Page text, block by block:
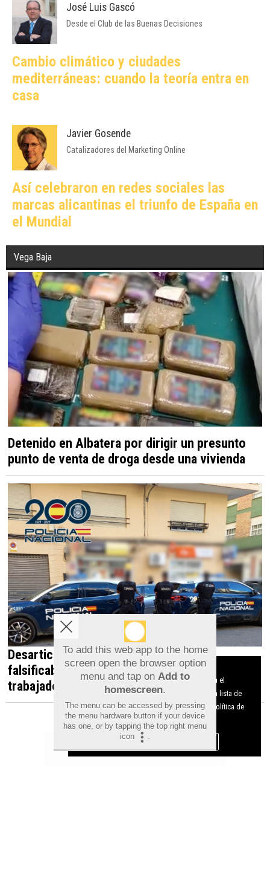
José Luis Gascó
Desde el Club de las Buenas Decisiones
Cambio climático y ciudades
mediterráneas: cuando la teoría entra en
casa
Javier Gosende
Catalizadores del Marketing Online
Así celebraron en redes sociales las
marcas alicantinas el triunfo de España en
el Mundial
Vega Baja
Detenido en Albatera por dirigir un presunto
punto de venta de droga desde una vivienda
Desarticulada en Orihuela una red que
falsificaba documentos para contratar
trabajadores irregulares
To add this web app to the home
screen open the browser option
menu and tap on Add to
homescreen.
The menu can be accessed by pressing
the menu hardware button if your device
has one, or by tapping the top right menu
icon
.
Aviso sobre el Uso de cookies:
Utilizamos cookies nuestras y de terceros para el
funcionamiento del digital. Puedes consultar la lista de
cookies y como desconectarlas. Ver nuestra Política de
Privacidad y Cookies
Aceptar Cookies